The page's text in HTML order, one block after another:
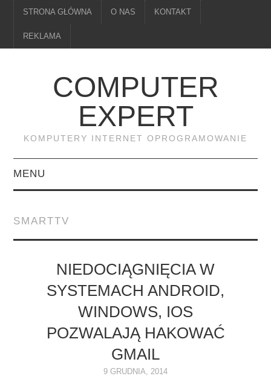
STRONA GŁÓWNA O NAS KONTAKT
REKLAMA
COMPUTER
EXPERT
KOMPUTERY INTERNET OPROGRAMOWANIE
MENU
MONITORY
NAPĘDY
OPROGRAMOWANIE
SMARTTV
NIEDOCIĄGNIĘCIA W
SYSTEMACH ANDROID,
WINDOWS, IOS
POZWALAJĄ HAKOWAĆ
GMAIL
9 GRUDNIA, 2014